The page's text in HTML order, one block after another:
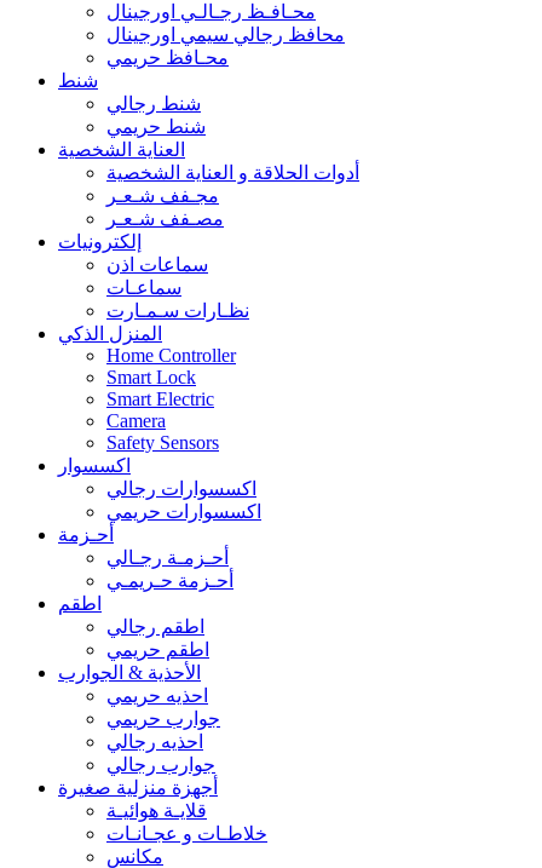
محـافـظ رجـالـي اورجينال
محافظ رجالي سيمي اورجينال
محـافظ حريمي
شنط
شنط رجالي
شنط حريمي
العناية الشخصية
أدوات الحلاقة و العناية الشخصية
مجـفف شـعـر
مصـفف شـعـر
إلكترونيات
سماعات اذن
سماعـات
نظـارات سـمـارت
المنزل الذكي
Home Controller
Smart Lock
Smart Electric
Camera
Safety Sensors
اكسسوار
اكسسوارات رجالي
اكسسوارات حريمي
أحـزمة
أحـزمـة رجـالي
أحـزمة حـريمـي
اطقم
اطقم رجالي
اطقم حريمي
الأحذية & الجوارب
احذيه حريمي
جوارب حريمي
احذيه رجالي
جوارب رجالي
أجهزة منزلية صغيرة
قلايـة هوائيـة
خلاطـات و عجـانـات
مكانس